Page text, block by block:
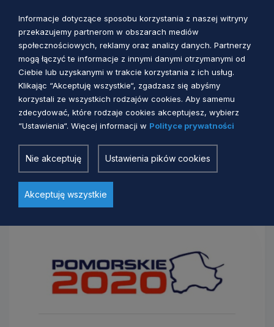
DO POBRANIA
Strategia Rozwoju Województwa
Pomorskiego 2030
Informacje dotyczące sposobu korzystania z naszej witryny
przekazujemy partnerom w obszarach mediów
społecznościowych, reklamy oraz analizy danych. Partnerzy
mogą łączyć te informacje z innymi danymi otrzymanymi od
Ciebie lub uzyskanymi w trakcie korzystania z ich usług.
Klikając “Akceptuję wszystkie“, zgadzasz się abyśmy
korzystali ze wszystkich rodzajów cookies. Aby samemu
zdecydować, które rodzaje cookies akceptujesz, wybierz
“Ustawienia“. Więcej informacji w Polityce prywatności
Nie akceptuję Ustawienia pików cookies
Akceptuję wszystkie